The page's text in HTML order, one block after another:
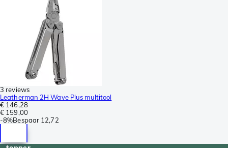
3 reviews
Leatherman 2H Wave Plus multitool
€ 146,28
€ 159,00
-8%Bespaar 12,72